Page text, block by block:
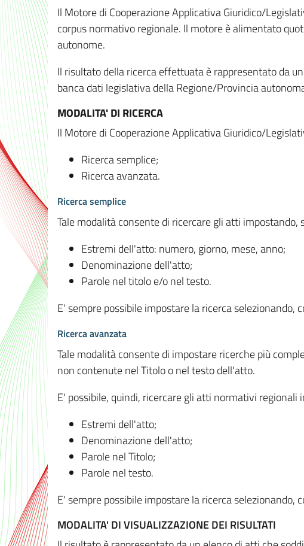
Il Motore di Cooperazione Applicativa Giuridico/
corpus normativo regionale. Il motore è alimentato
autonome.
Il risultato della ricerca effettuata è rappresentato da
banca dati legislativa della Regione/Provincia
MODALITA' DI RICERCA
Il Motore di Cooperazione Applicativa Giuridico/
Ricerca semplice;
Ricerca avanzata.
Ricerca semplice
Tale modalità consente di ricercare gli atti
Estremi dell'atto: numero, giorno, mese, anno;
Denominazione dell'atto;
Parole nel titolo e/o nel testo.
E' sempre possibile impostare la ricerca
Ricerca avanzata
Tale modalità consente di impostare ricerche più
non contenute nel Titolo o nel testo dell'atto.
E' possibile, quindi, ricercare gli atti normativi
Estremi dell'atto;
Denominazione dell'atto;
Parole nel Titolo;
Parole nel testo.
E' sempre possibile impostare la ricerca
MODALITA' DI VISUALIZZAZIONE DEI RISULTATI